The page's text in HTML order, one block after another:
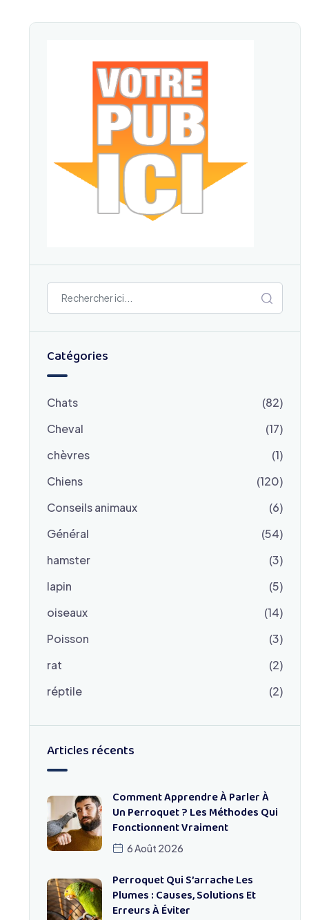
Catégories
Chats
(82)
Cheval
(17)
chèvres
(1)
Chiens
(120)
Conseils animaux
(6)
Général
(54)
hamster
(3)
lapin
(5)
oiseaux
(14)
Poisson
(3)
rat
(2)
réptile
(2)
Articles récents
Comment Apprendre À Parler À
Un Perroquet ? Les Méthodes Qui
Fonctionnent Vraiment
6 Août 2026
Perroquet Qui S’arrache Les
Plumes : Causes, Solutions Et
Erreurs À Éviter